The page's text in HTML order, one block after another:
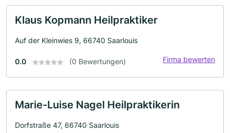
Klaus Kopmann Heilpraktiker
Auf der Kleinwies 9, 66740 Saarlouis
0.0 (0 Bewertungen) Firma bewerten
Marie-Luise Nagel Heilpraktikerin
Dorfstraße 47, 66740 Saarlouis